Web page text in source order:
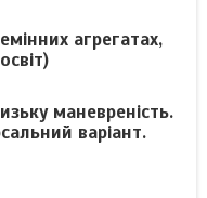
агрегатах,
маневреність.
варіант.